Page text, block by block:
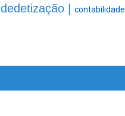
dedetização | contabilidade |